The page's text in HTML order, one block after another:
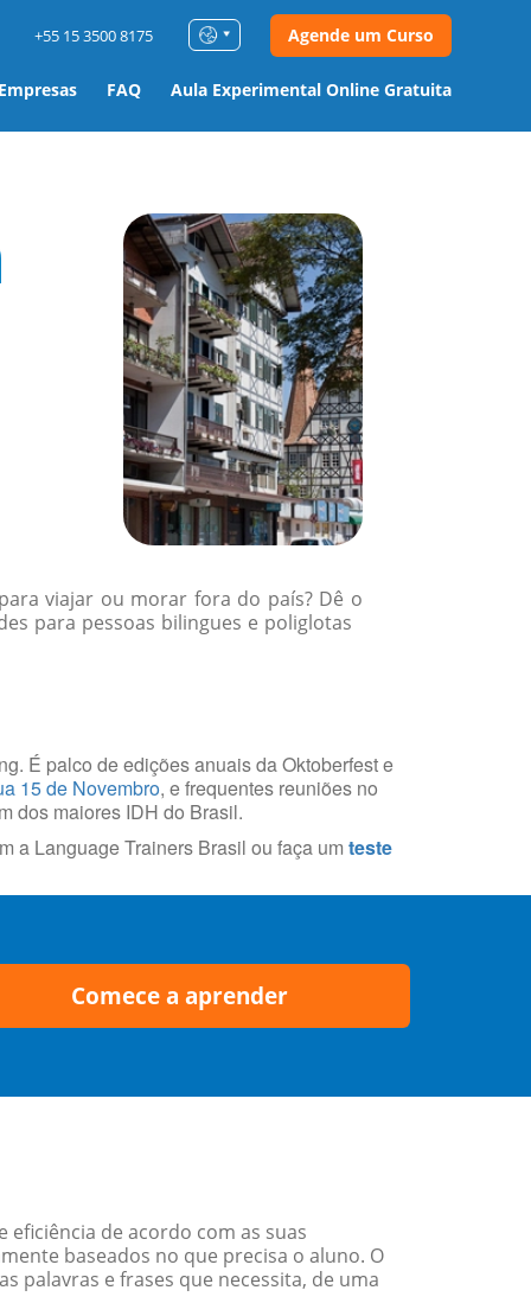
FAQ Aula Experimental Online Gratuita
+55 15 3500 8175 Agende um Curso
viajar ou morar fora do país? Dê o
para pessoas bilingues e poliglotas
É palco de edições anuais da Oktoberfest e
15 de Novembro, e frequentes reuniões no
dos maiores IDH do Brasil.
a Language Trainers Brasil ou faça um teste
Comece a aprender
de acordo com as suas
baseados no que precisa o aluno. O
palavras e frases que necessita, de uma